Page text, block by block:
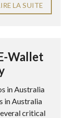
LA SUITE
Wallet
in Australia
in Australia
critical